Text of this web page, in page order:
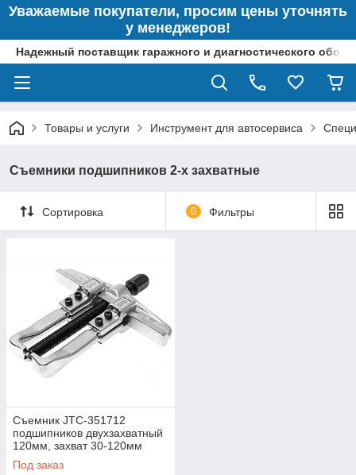
Уважаемые покупатели, просим цены уточнять
у менеджеров!
Надежный поставщик гаражного и диагностического
Товары и услуги Инструмент для автосервиса
Съемники подшипников 2-х захватные
Сортировка 0 Фильтры
Съемник JTC-351712
подшипников двухзахватный
120мм, захват 30-120мм
Под заказ